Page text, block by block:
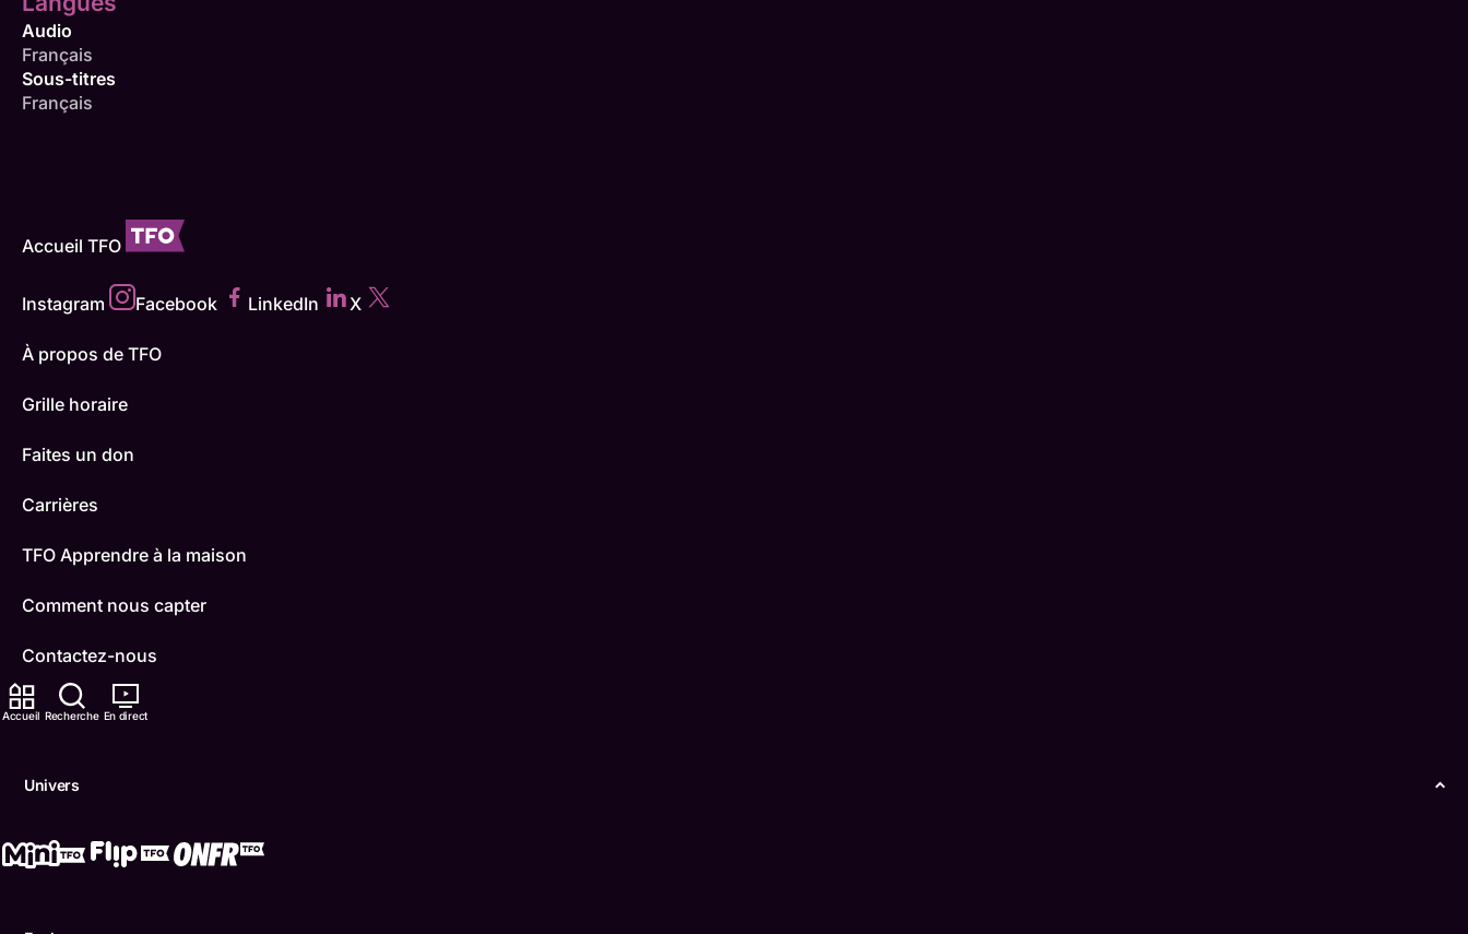
Accueil Recherche En direct
Univers
Audio
Français
Sous-titres
Français
Accueil TFO
Instagram Facebook LinkedIn X
À propos de TFO
Grille horaire
Faites un don
Carrières
TFO Apprendre à la maison
Comment nous capter
Contactez-nous
ONFR
Conditions d'utilisation